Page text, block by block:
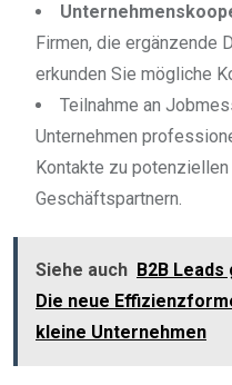
Firmen, die ergänzende
erkunden Sie mögliche
Teilnahme an
Unternehmen
Kontakte zu
Geschäftspartnern.
Siehe auch B2B
Die neue
kleine Unternehmen